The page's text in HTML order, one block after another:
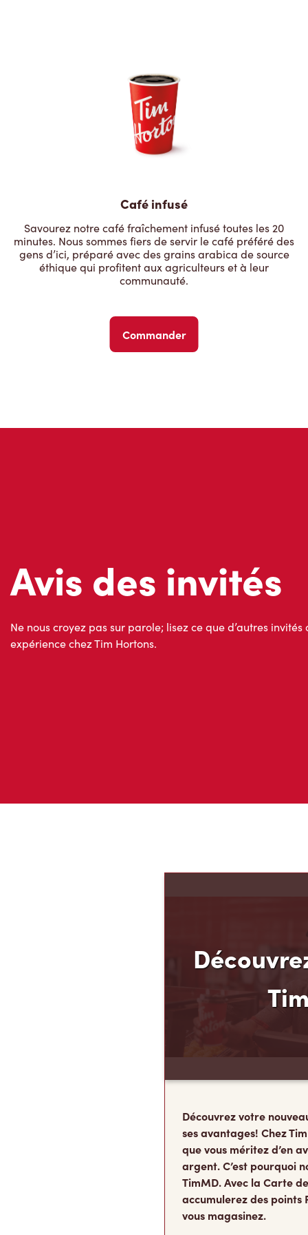
Café infusé
Savourez notre café fraîchement infusé toutes les 20
minutes. Nous sommes fiers de servir le café préféré des
gens d’ici, préparé avec des grains arabica de source
éthique qui profitent aux agriculteurs et à leur
communauté.
Commander
Avis des invités
Ne nous croyez pas sur parole; lisez ce que d’autres
expérience chez Tim Hortons.
Découvrez votre
ses avantages! Chez
que vous méritez d’en
argent. C’est pourquoi
TimMD. Avec la Carte
accumulerez des
vous magasinez.